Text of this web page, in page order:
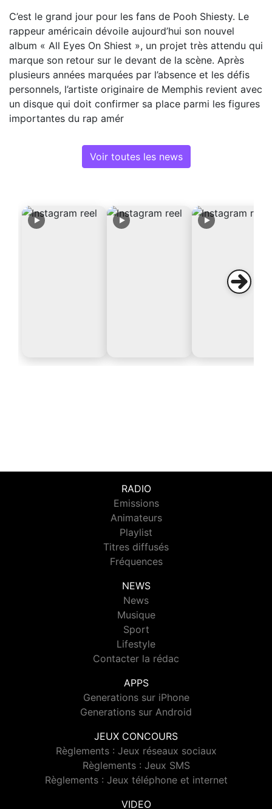
C’est le grand jour pour les fans de Pooh Shiesty. Le
rappeur américain dévoile aujourd’hui son nouvel
album « All Eyes On Shiest », un projet très attendu qui
marque son retour sur le devant de la scène. Après
plusieurs années marquées par l’absence et les défis
personnels, l’artiste originaire de Memphis revient avec
un disque qui doit confirmer sa place parmi les figures
importantes du rap amér
Voir toutes les news
RADIO
Emissions
Animateurs
Playlist
Titres diffusés
Fréquences
NEWS
News
Musique
Sport
Lifestyle
Contacter la rédac
APPS
Generations sur iPhone
Generations sur Android
JEUX CONCOURS
Règlements : Jeux réseaux sociaux
Règlements : Jeux SMS
Règlements : Jeux téléphone et internet
VIDEO